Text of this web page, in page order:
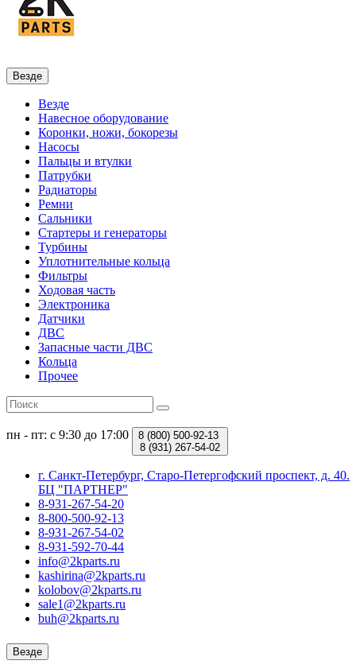
Везде
Везде
Навесное оборудование
Коронки, ножи, бокорезы
Насосы
Пальцы и втулки
Патрубки
Радиаторы
Ремни
Сальники
Стартеры и генераторы
Турбины
Уплотнительные кольца
Фильтры
Ходовая часть
Электроника
Датчики
ДВС
Запасные части ДВС
Кольца
Прочее
пн - пт: с 9:30 до 17:00 8 (800) 500-92-13
8 (931) 267-54-02
г. Санкт-Петербург, Старо-Петергофский проспект, д. 40.
БЦ "ПАРТНЕР"
8-931-267-54-20
8-800-500-92-13
8-931-267-54-02
8-931-592-70-44
info@2kparts.ru
kashirina@2kparts.ru
kolobov@2kparts.ru
sale1@2kparts.ru
buh@2kparts.ru
Везде